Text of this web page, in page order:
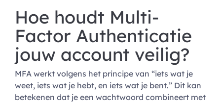
Hoe houdt Multi-
Factor Authenticatie
jouw account veilig?
MFA werkt volgens het principe van “iets wat je
weet, iets wat je hebt, en iets wat je bent.” Dit kan
betekenen dat je een wachtwoord combineert met